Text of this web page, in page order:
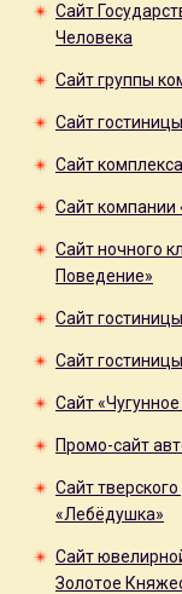
Сайт
Человека
Сайт группы
Сайт
Сайт
Сайт компании
Сайт ночного
Поведение»
Сайт
Сайт
Сайт
Промо-сайт
Сайт
«Лебёдушка»
Сайт
Золотое